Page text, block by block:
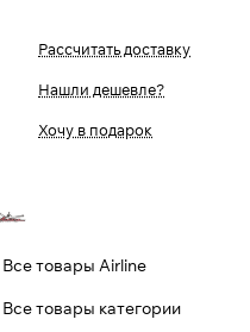
Рассчитать доставку
Нашли дешевле?
Хочу в подарок
Все товары Airline
Все товары категории